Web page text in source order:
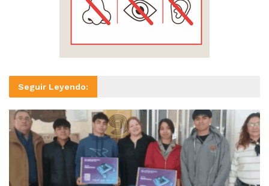
Seguir Leyendo: